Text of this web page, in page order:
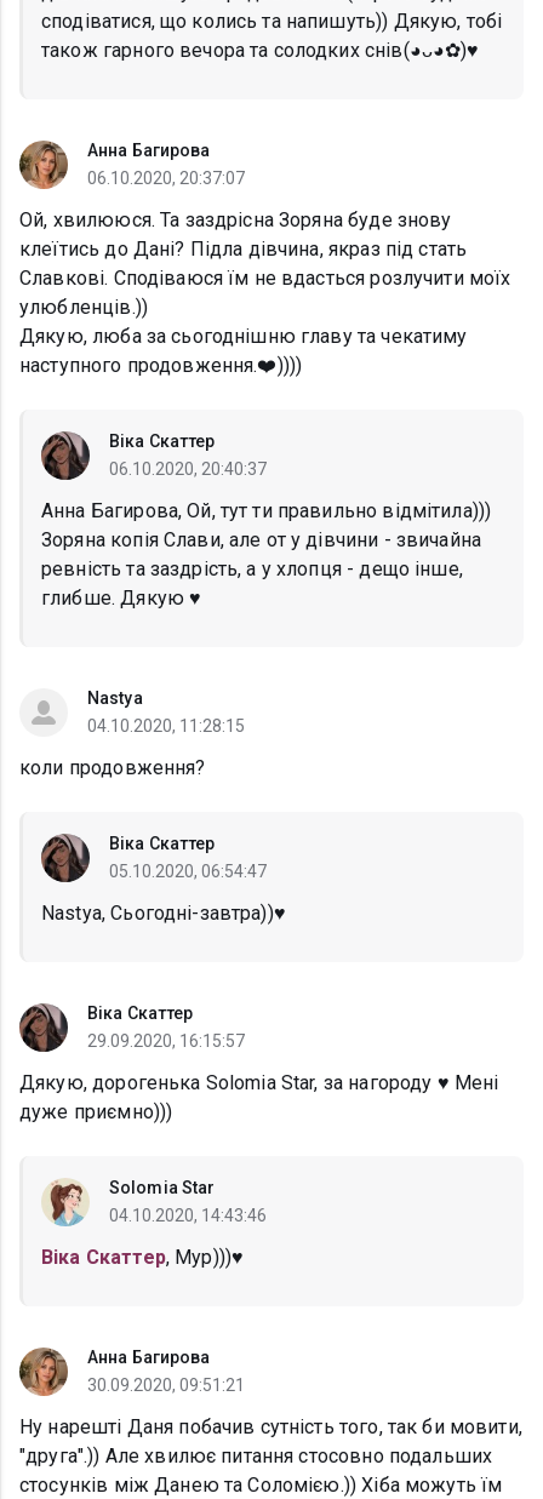
сподіватися, що колись та напишуть)) Дякую, тобі
також гарного вечора та солодких снів(◕ᴗ◕✿)♥️
Анна Багирова
06.10.2020, 20:37:07
Ой, хвилююся. Та заздрісна Зоряна буде знову
клеїтись до Дані? Підла дівчина, якраз під стать
Славкові. Сподіваюся їм не вдасться розлучити моїх
улюбленців.))
Дякую, люба за сьогоднішню главу та чекатиму
наступного продовження.❤️))))
Віка Скаттер
06.10.2020, 20:40:37
Анна Багирова, Ой, тут ти правильно відмітила)))
Зоряна копія Слави, але от у дівчини - звичайна
ревність та заздрість, а у хлопця - дещо інше,
глибше. Дякую ♥️
Nastya
04.10.2020, 11:28:15
коли продовження?
Віка Скаттер
05.10.2020, 06:54:47
Nastya, Сьогодні-завтра))♥️
Віка Скаттер
29.09.2020, 16:15:57
Дякую, дорогенька Solomia Star, за нагороду ♥️ Мені
дуже приємно)))
Solomia Star
04.10.2020, 14:43:46
Віка Скаттер, Мур)))♥
Анна Багирова
30.09.2020, 09:51:21
Ну нарешті Даня побачив сутність того, так би мовити,
"друга".)) Але хвилює питання стосовно подальших
стосунків між Данею та Соломією.)) Хіба можуть їм